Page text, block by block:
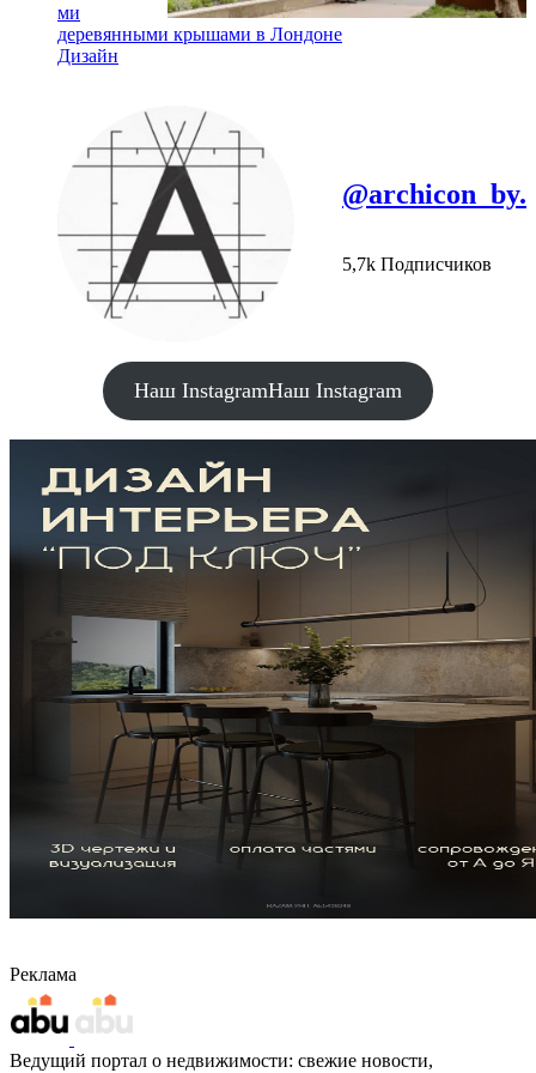
ми
деревянными крышами в Лондоне
Дизайн
@archicon_by.
5,7k Подписчиков
Наш InstagramНаш Instagram
Реклама
Ведущий портал о недвижимости: свежие новости,